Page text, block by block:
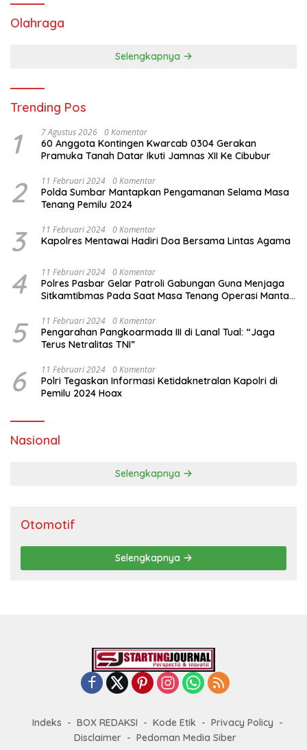
Olahraga
Selengkapnya
Trending Pos
1 7 Agustus 2026 0 Komentar
60 Anggota Kontingen Kwarcab 0304 Gerakan
Pramuka Tanah Datar Ikuti Jamnas XII Ke Cibubur
2 11 Februari 2024 0 Komentar
Polda Sumbar Mantapkan Pengamanan Selama Masa
Tenang Pemilu 2024
3 11 Februari 2024 0 Komentar
Kapolres Mentawai Hadiri Doa Bersama Lintas Agama
4 11 Februari 2024 0 Komentar
Polres Pasbar Gelar Patroli Gabungan Guna Menjaga
Sitkamtibmas Pada Saat Masa Tenang Operasi Mantap
5 11 Februari 2024 0 Komentar
Pengarahan Pangkoarmada III di Lanal Tual: “Jaga
Terus Netralitas TNI”
6 11 Februari 2024 0 Komentar
Polri Tegaskan Informasi Ketidaknetralan Kapolri di
Pemilu 2024 Hoax
Nasional
Selengkapnya
Otomotif
Selengkapnya
Indeks BOX REDAKSI Kode Etik
Privacy Policy
Disclaimer
Pedoman Media Siber